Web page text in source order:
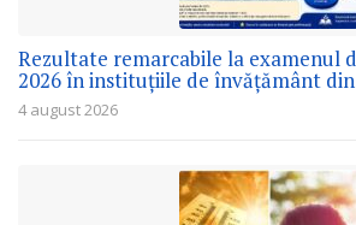
Rezultate remarcabile la examenul
2026 în instituțiile de învățământ
4 august 2026